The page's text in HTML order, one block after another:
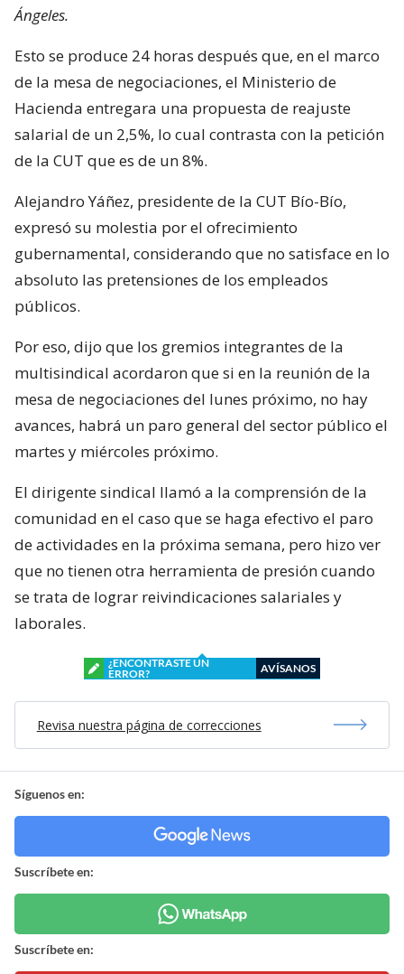
Ángeles.
Esto se produce 24 horas después que, en el marco
de la mesa de negociaciones, el Ministerio de
Hacienda entregara una propuesta de reajuste
salarial de un 2,5%, lo cual contrasta con la petición
de la CUT que es de un 8%.
Alejandro Yáñez, presidente de la CUT Bío-Bío,
expresó su molestia por el ofrecimiento
gubernamental, considerando que no satisface en lo
absoluto las pretensiones de los empleados
públicos.
Por eso, dijo que los gremios integrantes de la
multisindical acordaron que si en la reunión de la
mesa de negociaciones del lunes próximo, no hay
avances, habrá un paro general del sector público el
martes y miércoles próximo.
El dirigente sindical llamó a la comprensión de la
comunidad en el caso que se haga efectivo el paro
de actividades en la próxima semana, pero hizo ver
que no tienen otra herramienta de presión cuando
se trata de lograr reivindicaciones salariales y
laborales.
¿ENCONTRASTE UN
ERROR?
AVÍSANOS
Revisa nuestra página de correcciones
Síguenos en:
Suscríbete en:
Suscríbete en: